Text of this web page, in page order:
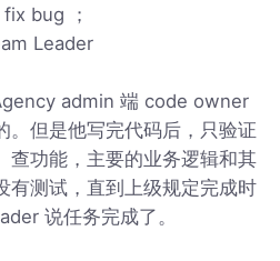
bug ；
Leader
admin 端 code owner
。但是他写完代码后，只验证
查功能，主要的业务逻辑和其
有测试，直到上级规定完成时
说任务完成了。